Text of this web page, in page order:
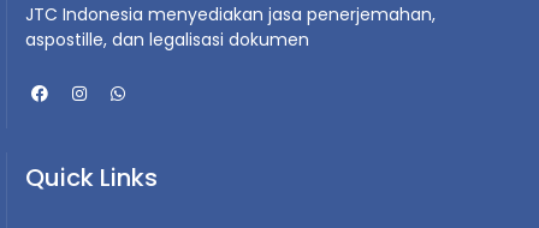
JTC Indonesia menyediakan jasa penerjemahan,
aspostille, dan legalisasi dokumen
Quick Links